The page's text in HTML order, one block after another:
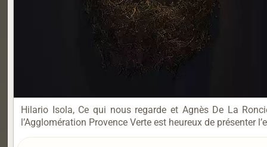
Hilario Isola, Ce qui nous regarde et Agnès De La
l’Agglomération Provence Verte est heureux de présenter